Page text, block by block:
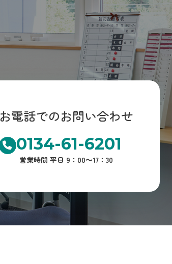
お電話でのお問い合わせ
0134-61-6201
営業時間 平日 9：00～17：30